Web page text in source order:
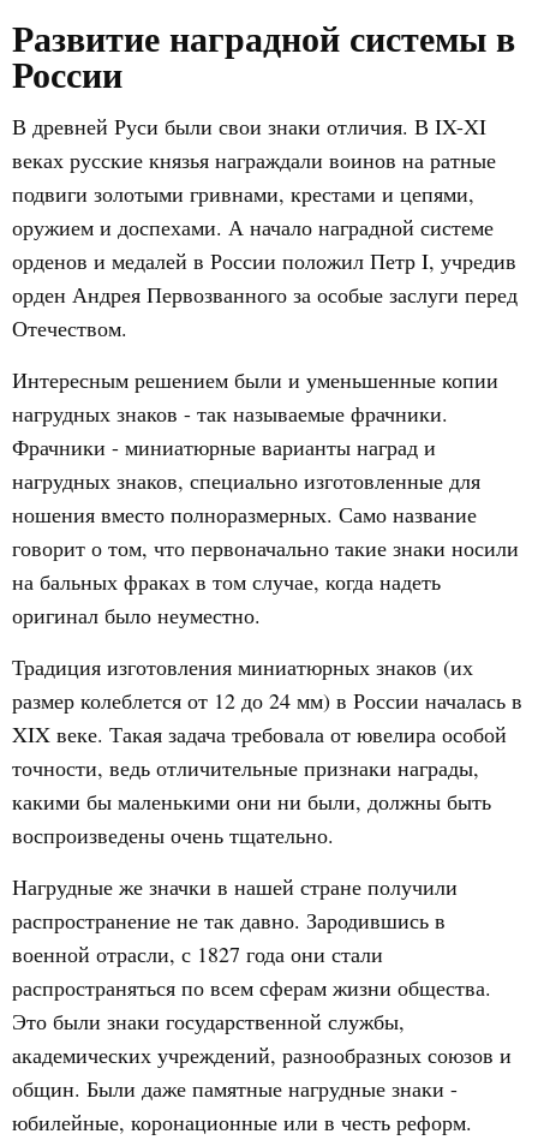
Развитие наградной системы в
России
В древней Руси были свои знаки отличия. В IX-XI
веках русские князья награждали воинов на ратные
подвиги золотыми гривнами, крестами и цепями,
оружием и доспехами. А начало наградной системе
орденов и медалей в России положил Петр I, учредив
орден Андрея Первозванного за особые заслуги перед
Отечеством.
Интересным решением были и уменьшенные копии
нагрудных знаков - так называемые фрачники.
Фрачники - миниатюрные варианты наград и
нагрудных знаков, специально изготовленные для
ношения вместо полноразмерных. Само название
говорит о том, что первоначально такие знаки носили
на бальных фраках в том случае, когда надеть
оригинал было неуместно.
Традиция изготовления миниатюрных знаков (их
размер колеблется от 12 до 24 мм) в России началась в
XIX веке. Такая задача требовала от ювелира особой
точности, ведь отличительные признаки награды,
какими бы маленькими они ни были, должны быть
воспроизведены очень тщательно.
Нагрудные же значки в нашей стране получили
распространение не так давно. Зародившись в
военной отрасли, с 1827 года они стали
распространяться по всем сферам жизни общества.
Это были знаки государственной службы,
академических учреждений, разнообразных союзов и
общин. Были даже памятные нагрудные знаки -
юбилейные, коронационные или в честь реформ.